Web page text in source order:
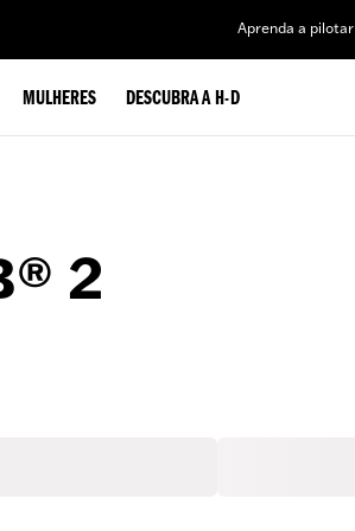
Aprenda a pilotar
MULHERES DESCUBRA A H-D
2